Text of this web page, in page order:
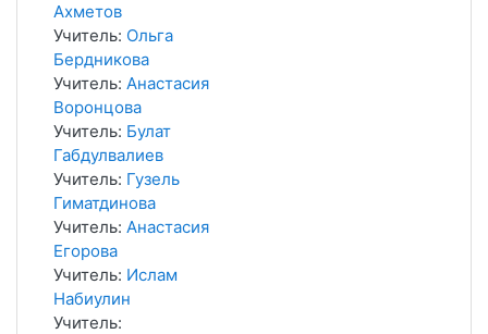
Ахметов
Учитель: Ольга
Бердникова
Учитель: Анастасия
Воронцова
Учитель: Булат
Габдулвалиев
Учитель: Гузель
Гиматдинова
Учитель: Анастасия
Егорова
Учитель: Ислам
Набиулин
Учитель: